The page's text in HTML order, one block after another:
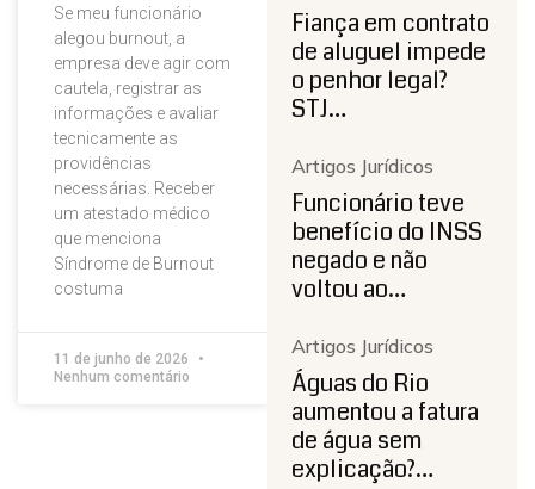
Se meu funcionário
alegou burnout, a
empresa deve agir com
cautela, registrar as
informações e avaliar
tecnicamente as
providências
necessárias. Receber
um atestado médico
que menciona
Síndrome de Burnout
costuma
11 de junho de 2026
Nenhum comentário
Fiança em contrato
de aluguel impede
o penhor legal?
STJ…
Artigos Jurídicos
Funcionário teve
benefício do INSS
negado e não
voltou ao…
Artigos Jurídicos
Águas do Rio
aumentou a fatura
de água sem
explicação?…